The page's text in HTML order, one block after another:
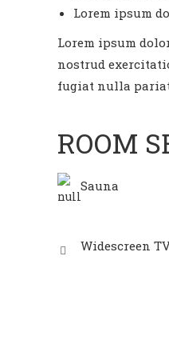
Lorem ipsum
Lorem ipsum
nostrud
fugiat nulla
ROOM
Sauna
Widescreen